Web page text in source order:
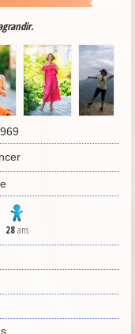
28ans